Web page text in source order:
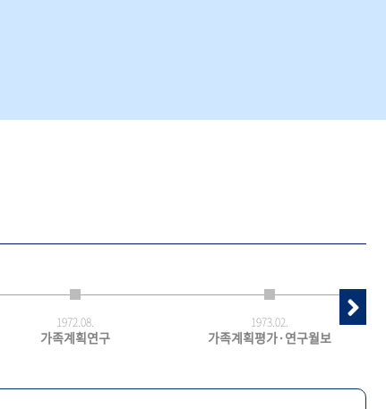
1972.08.
가족계획연구
1973.02.
가족계획평가·연구월보